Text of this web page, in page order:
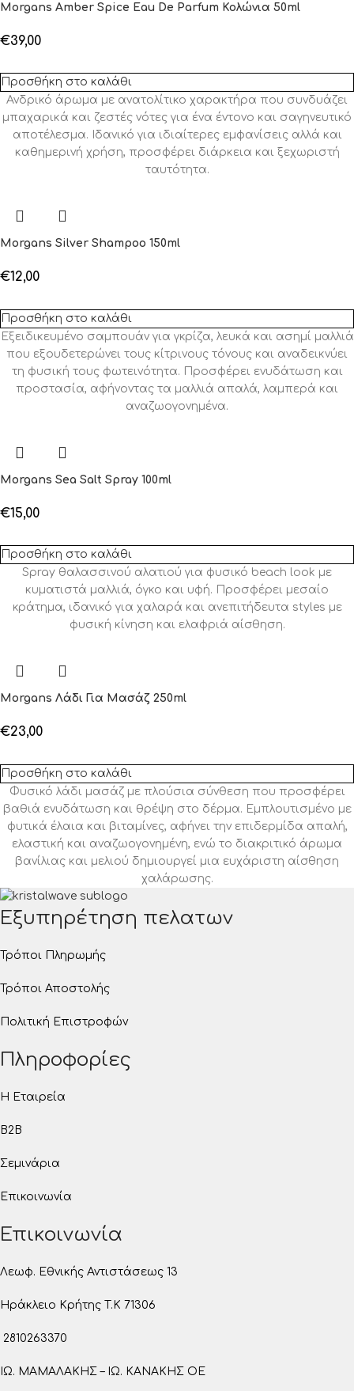
Morgans Amber Spice Eau De Parfum Κολώνια 50ml
€39,00
Προσθήκη στο καλάθι
Ανδρικό άρωμα με ανατολίτικο χαρακτήρα που συνδυάζει
μπαχαρικά και ζεστές νότες για ένα έντονο και σαγηνευτικό
αποτέλεσμα. Ιδανικό για ιδιαίτερες εμφανίσεις αλλά και
καθημερινή χρήση, προσφέρει διάρκεια και ξεχωριστή
ταυτότητα.
Morgans Silver Shampoo 150ml
€12,00
Προσθήκη στο καλάθι
Εξειδικευμένο σαμπουάν για γκρίζα, λευκά και ασημί μαλλιά
που εξουδετερώνει τους κίτρινους τόνους και αναδεικνύει
τη φυσική τους φωτεινότητα. Προσφέρει ενυδάτωση και
προστασία, αφήνοντας τα μαλλιά απαλά, λαμπερά και
αναζωογονημένα.
Morgans Sea Salt Spray 100ml
€15,00
Προσθήκη στο καλάθι
Spray θαλασσινού αλατιού για φυσικό beach look με
κυματιστά μαλλιά, όγκο και υφή. Προσφέρει μεσαίο
κράτημα, ιδανικό για χαλαρά και ανεπιτήδευτα styles με
φυσική κίνηση και ελαφριά αίσθηση.
Morgans Λάδι Για Μασάζ 250ml
€23,00
Προσθήκη στο καλάθι
Φυσικό λάδι μασάζ με πλούσια σύνθεση που προσφέρει
βαθιά ενυδάτωση και θρέψη στο δέρμα. Εμπλουτισμένο με
φυτικά έλαια και βιταμίνες, αφήνει την επιδερμίδα απαλή,
ελαστική και αναζωογονημένη, ενώ το διακριτικό άρωμα
βανίλιας και μελιού δημιουργεί μια ευχάριστη αίσθηση
χαλάρωσης.
Εξυπηρέτηση πελατων
Τρόποι Πληρωμής
Τρόποι Αποστολής
Πολιτική Επιστροφών
Πληροφορίες
Η Εταιρεία
B2B
Σεμινάρια
Επικοινωνία
Επικοινωνία
Λεωφ. Εθνικής Αντιστάσεως 13
Ηράκλειο Κρήτης T.K 71306
2810263370
ΙΩ. ΜΑΜΑΛΑΚΗΣ – ΙΩ. ΚΑΝΑΚΗΣ ΟΕ